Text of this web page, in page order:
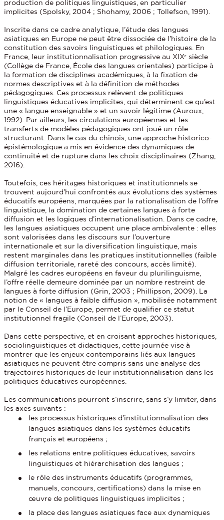
production de politiques linguistiques, en particulier
implicites (Spolsky, 2004 ; Shohamy, 2006 ; Tollefson, 1991).
Inscrite dans ce cadre analytique, l’étude des langues
asiatiques en Europe ne peut être dissociée de l’histoire de la
constitution des savoirs linguistiques et philologiques. En
France, leur institutionnalisation progressive au XIXᵉ siècle
(Collège de France, École des langues orientales) participe à
la formation de disciplines académiques, à la fixation de
normes descriptives et à la définition de méthodes
pédagogiques. Ces processus relèvent de politiques
linguistiques éducatives implicites, qui déterminent ce qu’est
une « langue enseignable » et un savoir légitime (Auroux,
1992). Par ailleurs, les circulations européennes et les
transferts de modèles pédagogiques ont joué un rôle
structurant. Dans le cas du chinois, une approche historico-
épistémologique a mis en évidence des dynamiques de
continuité et de rupture dans les choix disciplinaires (Zhang,
2016).
Toutefois, ces héritages historiques et institutionnels se
trouvent aujourd’hui confrontés aux évolutions des systèmes
éducatifs européens, marquées par la rationalisation de l’offre
linguistique, la domination de certaines langues à forte
diffusion et les logiques d’internationalisation. Dans ce cadre,
les langues asiatiques occupent une place ambivalente : elles
sont valorisées dans les discours sur l’ouverture
internationale et sur la diversification linguistique, mais
restent marginales dans les pratiques institutionnelles (faible
diffusion territoriale, rareté des concours, accès limité).
Malgré les cadres européens en faveur du plurilinguisme,
l’offre réelle demeure dominée par un nombre restreint de
langues à forte diffusion (Grin, 2003 ; Phillipson, 2009). La
notion de « langues à faible diffusion », mobilisée notamment
par le Conseil de l’Europe, permet de qualifier ce statut
institutionnel fragile (Conseil de l’Europe, 2003).
Dans cette perspective, et en croisant approches historiques,
sociolinguistiques et didactiques, cette journée vise à
montrer que les enjeux contemporains liés aux langues
asiatiques ne peuvent être compris sans une analyse des
trajectoires historiques de leur institutionnalisation dans les
politiques éducatives européennes.
Les communications pourront s’inscrire, sans s’y limiter, dans
les axes suivants :
les processus historiques d’institutionnalisation des
langues asiatiques dans les systèmes éducatifs
français et européens ;
les relations entre politiques éducatives, savoirs
linguistiques et hiérarchisation des langues ;
le rôle des instruments éducatifs (programmes,
manuels, concours, certifications) dans la mise en
œuvre de politiques linguistiques implicites ;
la place des langues asiatiques face aux dynamiques